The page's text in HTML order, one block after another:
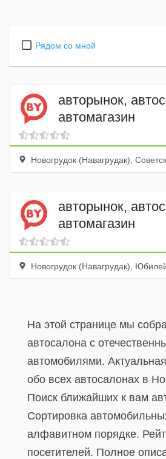
Рядом со мной
авторынок,
автомагазин
Новогрудок (Навагрудак),
авторынок,
автомагазин
Новогрудок (Навагрудак),
На этой странице мы
автосалона с
автомобилями.
обо всех автосалонах в
Поиск ближайших к вам
Сортировка
алфавитном порядке.
посетителей. Полное